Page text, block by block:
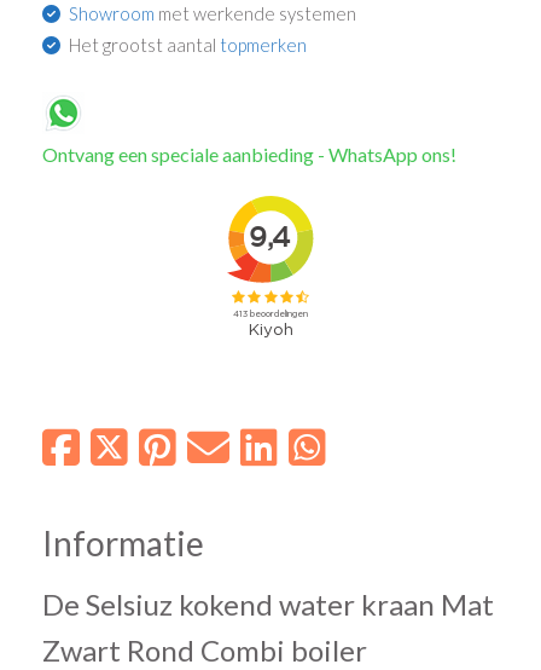
Showroom met werkende systemen
Het grootst aantal topmerken
Ontvang een speciale aanbieding - WhatsApp ons!
Informatie
De Selsiuz kokend water kraan Mat
Zwart Rond Combi boiler